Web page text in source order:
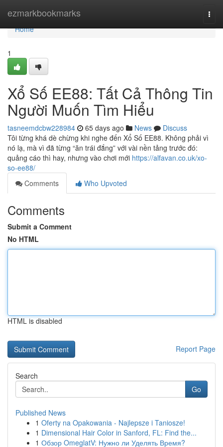
ezmarkbookmarks
Home
Home
1
Xổ Số EE88: Tất Cả Thông Tin
Người Muốn Tìm Hiểu
tasneemdcbw228984 65 days ago News
Discuss
Tôi từng khá dè chừng khi nghe đến Xổ Số EE88. Không phải vì
nó lạ, mà vì đã từng “ăn trái đắng” với vài nền tảng trước đó:
quảng cáo thì hay, nhưng vào chơi mới https://alfavan.co.uk/xo-
so-ee88/
Comments
Who Upvoted
Comments
Submit a Comment
No HTML
HTML is disabled
Report Page
Search
Go
Published News
1 Oferty na Opakowania - Najlepsze i Taniosze!
1 Dimensional Hair Color in Sanford, FL: Find the...
1 Обзор OmeglatV: Нужно ли Уделять Время?